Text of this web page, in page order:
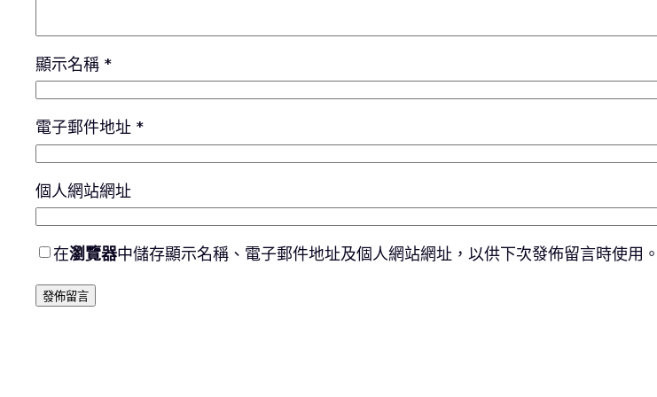
顯示名稱 *
電子郵件地址 *
個人網站網址
在瀏覽器中儲存顯示名稱、電子郵件地址及個人網站網址，以供下次發佈留言時使用。